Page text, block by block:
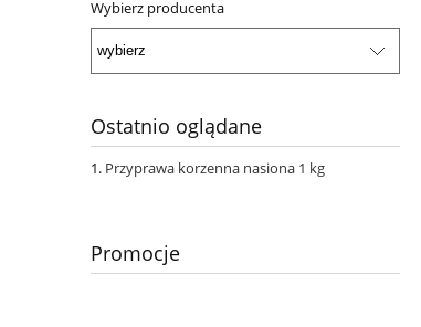
Wybierz producenta
Ostatnio oglądane
Przyprawa korzenna nasiona 1 kg
Promocje